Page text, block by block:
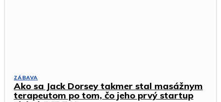
ZÁBAVA
Ako sa Jack Dorsey takmer stal masážnym
terapeutom po tom, čo jeho prvý startup